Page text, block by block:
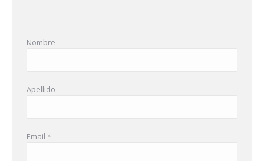
Nombre
Apellido
Email *